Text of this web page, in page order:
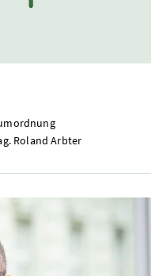
Roland Arbter